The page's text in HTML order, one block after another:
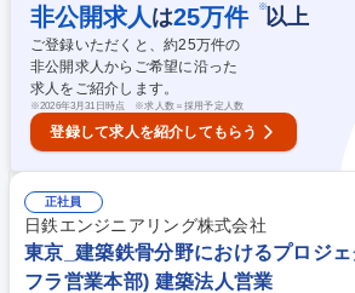
で月に5～10回程度顧客訪問します。 【入社後教
未経験の方でも、先輩社員が顧客訪問同行して丁
圧ガス関連や非破壊検査関連の資格を取得するた
ャリアアップにつながります。 【働き方】残業
～9月となります。 募集職種 【メンテナンス担当/札幌市清田区】■35歳以
下の採用/高圧ガス機器/手に職つく
非公開求人 は25万件 ※以上
ご登録いただくと、約25万件の
非公開求人からご希望に沿った
求人をご紹介します。
※2026年3月31日時点 ※求人数＝採用予定人数
登録して求人を紹介してもらう
正社員
日鉄エンジニアリング株式会社
東京_建築鉄骨分野におけるプロジ
フラ営業本部) 建築法人営業